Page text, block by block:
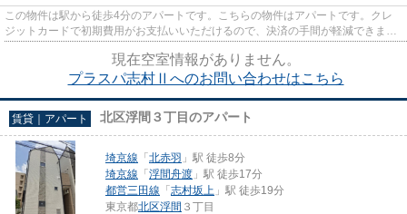
この物件は駅から徒歩4分のアパートです。こちらの物件はアパートです。クレ
ジットカードで初期費用がお支払いいただけるので、決済の手間が軽減できま
現在空室情報がありません。
プラスパ志村Ⅱへのお問い合わせはこちら
賃貸｜アパート 北区浮間３丁目のアパート
埼京線 「 北赤羽 」駅 徒歩8分
埼京線 「 浮間舟渡 」駅 徒歩17分
都営三田線 「 志村坂上 」駅 徒歩19分
東京都北区浮間 ３丁目